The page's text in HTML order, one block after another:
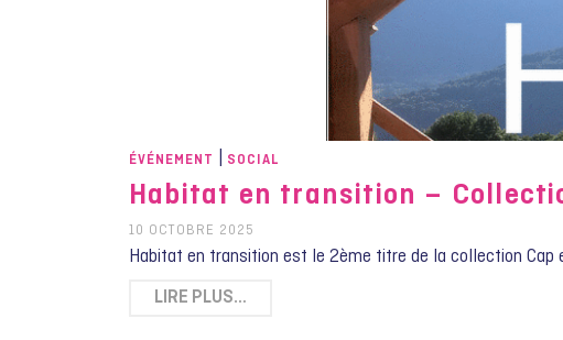
ÉVÉNEMENT SOCIAL
Habitat en transition –
10 OCTOBRE 2025
Habitat en transition est le 2ème titre de la collection Cap
LIRE PLUS…